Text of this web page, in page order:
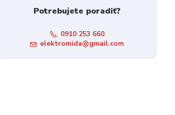
Potrebujete poradiť?
0910 253 660
elektromida@gmail.com